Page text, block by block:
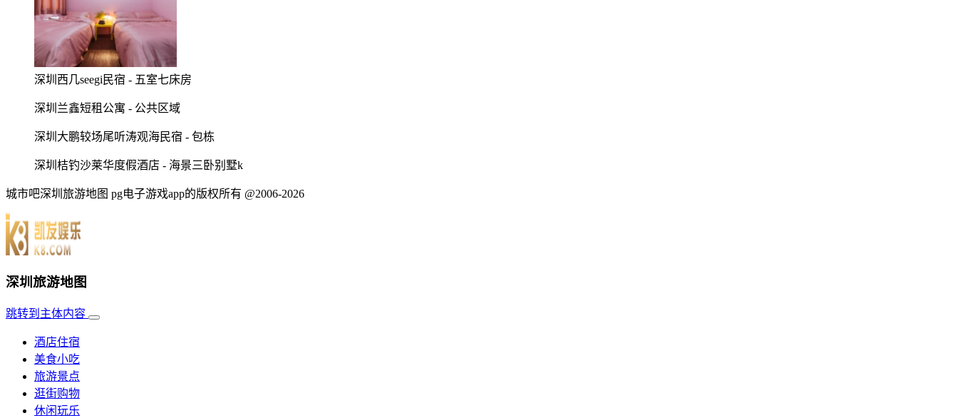
深圳西几seegi民宿 - 五室七床房
深圳兰鑫短租公寓 - 公共区域
深圳大鹏较场尾听涛观海民宿 - 包栋
深圳桔钓沙莱华度假酒店 - 海景三卧别墅k
城市吧深圳旅游地图 pg电子游戏app的版权所有 @2006-2026
深圳旅游地图
跳转到主体内容
酒店住宿
美食小吃
旅游景点
逛街购物
休闲玩乐